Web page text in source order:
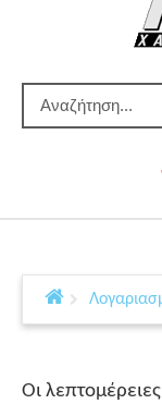
Οι